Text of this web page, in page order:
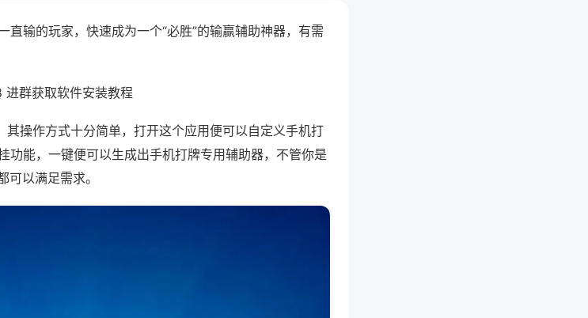
直输的玩家，快速成为一个“必胜”的输赢辅助神器，有需
群获取软件安装教程
其操作方式十分简单，打开这个应用便可以自定义手机打
功能，一键便可以生成出手机打牌专用辅助器，不管你是
以满足需求。